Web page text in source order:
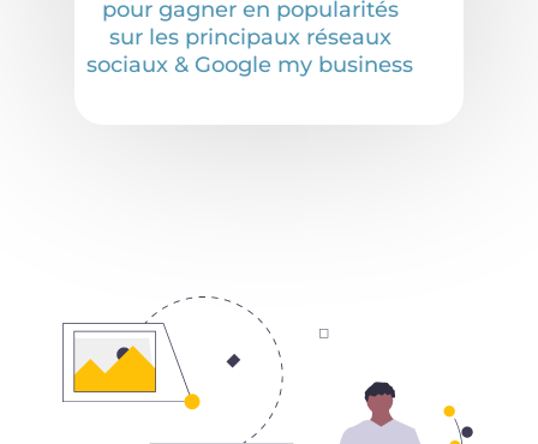
pour gagner en popularités
sur les principaux réseaux
sociaux & Google my business